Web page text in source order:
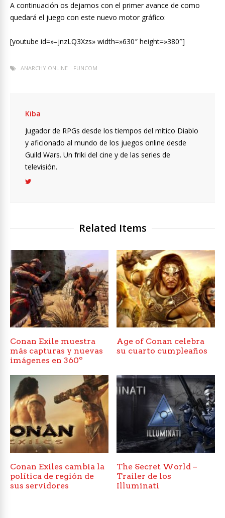
A continuación os dejamos con el primer avance de como
quedará el juego con este nuevo motor gráfico:
[youtube id=»–jnzLQ3Xzs» width=»630″ height=»380″]
ANARCHY ONLINE FUNCOM
Kiba
Jugador de RPGs desde los tiempos del mítico Diablo
y aficionado al mundo de los juegos online desde
Guild Wars. Un friki del cine y de las series de
televisión.
Related Items
Conan Exile muestra
más capturas y nuevas
imágenes en 360º
Age of Conan celebra
su cuarto cumpleaños
Conan Exiles cambia la
política de región de
sus servidores
The Secret World –
Trailer de los
Illuminati